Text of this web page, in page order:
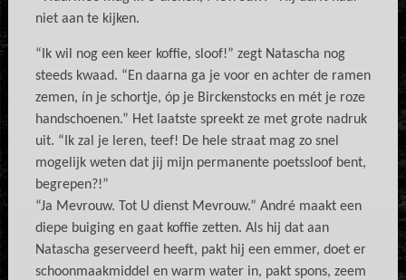
niet aan te kijken.
“Ik wil nog een keer koffie, sloof!” zegt Natascha nog
steeds kwaad. “En daarna ga je voor en achter de ramen
zemen, ín je schortje, óp je Birckenstocks en mét je roze
handschoenen.” Het laatste spreekt ze met grote nadruk
uit. “Ik zal je leren, teef! De hele straat mag zo snel
mogelijk weten dat jij mijn permanente poetssloof bent,
begrepen?!”
“Ja Mevrouw. Tot U dienst Mevrouw.” André maakt een
diepe buiging en gaat koffie zetten. Als hij dat aan
Natascha geserveerd heeft, pakt hij een emmer, doet er
schoonmaakmiddel en warm water in, pakt spons, zeem